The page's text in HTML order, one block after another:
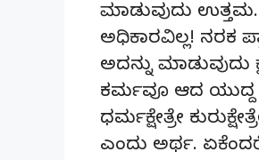
ಮಾಡುವುದು
ಅಧಿಕಾರವಿಲ್ಲ! ನರಕ
ಅದನ್ನು
ಕರ್ಮವೂ ಆದ ಯುದ್ದ
ಧರ್ಮಕ್ಷೇತ್ರೇ
ಎಂದು ಅರ್ಥ. ಏಕೆಂದರೆ